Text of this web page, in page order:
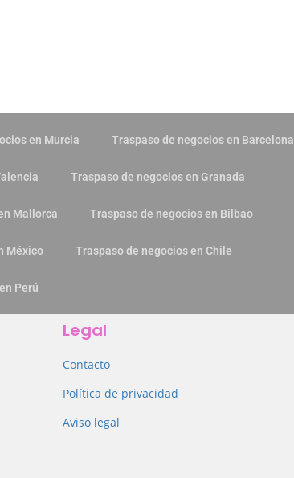
en Murcia Traspaso de negocios en Barcelona
Traspaso de negocios en Granada
Mallorca Traspaso de negocios en Bilbao
México Traspaso de negocios en Chile
Perú
Legal
Contacto
Política de privacidad
Aviso legal